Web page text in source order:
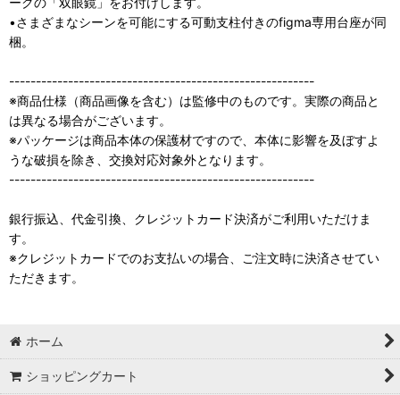
•さまざまなシーンを可能にする可動支柱付きのfigma専用台座が同
梱。
---------------------------------------------------------
※商品仕様（商品画像を含む）は監修中のものです。実際の商品と
は異なる場合がございます。
※パッケージは商品本体の保護材ですので、本体に影響を及ぼすよ
うな破損を除き、交換対応対象外となります。
---------------------------------------------------------
銀行振込、代金引換、クレジットカード決済がご利用いただけま
す。
※クレジットカードでのお支払いの場合、ご注文時に決済させてい
ただきます。
ホーム
ショッピングカート